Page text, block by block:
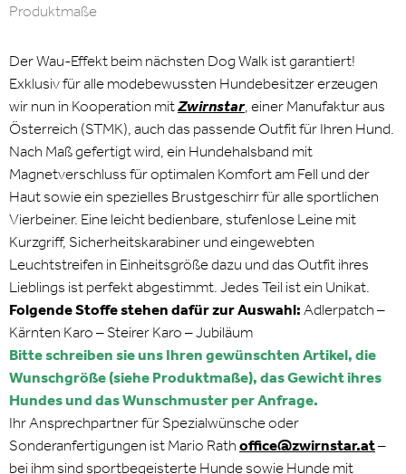
Produktmaße
Der Wau-Effekt beim nächsten Dog Walk ist garantiert!
Exklusiv für alle modebewussten Hundebesitzer erzeugen
wir nun in Kooperation mitZwirnstar, einer Manufaktur aus
Österreich (STMK), auch das passende Outfit für Ihren Hund.
Nach Maß gefertigt wird, ein Hundehalsband mit
Magnetverschluss für optimalen Komfort am Fell und der
Haut sowie ein spezielles Brustgeschirr für alle sportlichen
Vierbeiner. Eine leicht bedienbare, stufenlose Leine mit
Kurzgriff, Sicherheitskarabiner und eingewebten
Leuchtstreifen in Einheitsgröße dazu und das Outfit ihres
Lieblings ist perfekt abgestimmt. Jedes Teil ist ein Unikat.
Folgende Stoffe stehen dafür zur Auswahl: Adlerpatch –
Kärnten Karo – Steirer Karo – Jubiläum
Bitte schreiben sie uns Ihren gewünschten Artikel, die
Wunschgröße (siehe Produktmaße), das Gewicht ihres
Hundes und das Wunschmuster per Anfrage.
Ihr Ansprechpartner für Spezialwünsche oder
Sonderanfertigungen ist Mario Rath office@zwirnstar.at–
bei ihm sind sportbegeisterte Hunde sowie Hunde mit